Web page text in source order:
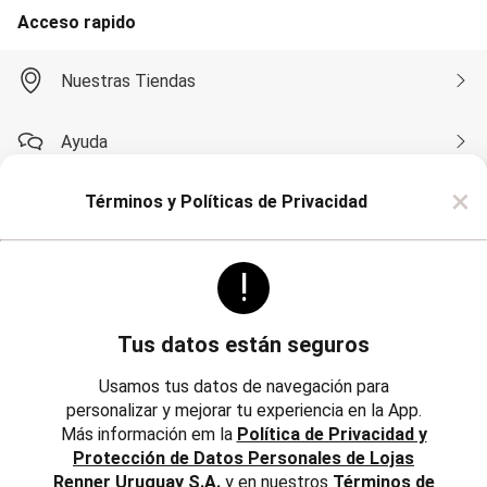
Moda Playa
Bikini Top
Cartera y Mochilas
Esteras
Flotadores
Monte su Bikini
Salidas de Playa
Corta y Media
Jean y Sarga
Acceso rapido
Nuestras Tiendas
Ayuda
Compra por WhatsApp
Trabaja con Nosotros
Inversores
Reglamentos, Política de Cambios y Devoluciones
Términos y Políticas de Privacidad ×
!
Tus datos están seguros
Usamos tus datos de navegación para
personalizar y mejorar tu experiencia en la App.
Más información em la Política de Privacidad y
Protección de Datos Personales de Lojas
Renner Uruguay S.A.y en nuestros Términos de